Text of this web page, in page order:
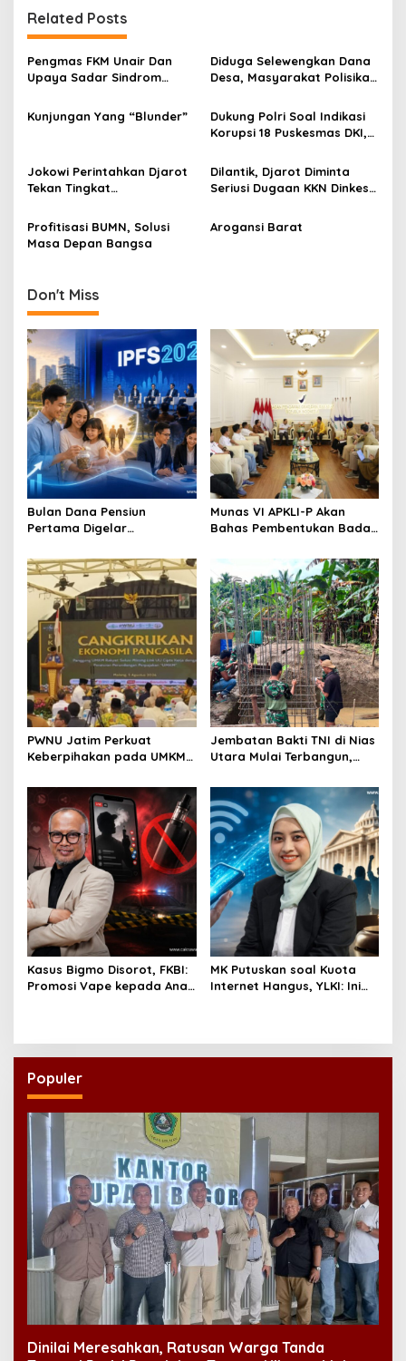
n
a
v
g
t
i
o
n
Related Posts
Pengmas FKM Unair Dan
Upaya Sadar Sindrom
Diduga Selewengkan Dana
Desa, Masyarakat Polisikan
Kunjungan Yang “Blunder”
Dukung Polri Soal Indikasi
Korupsi 18 Puskesmas DKI,
Serahkan Tambahan Bukti
Jokowi Perintahkan Djarot
Tekan Tingkat
Dilantik, Djarot Diminta
Seriusi Dugaan KKN Dinkes
Profitisasi BUMN, Solusi
Masa Depan Bangsa
Arogansi Barat
Don't Miss
Bulan Dana Pensiun
Pertama Digelar
Perkuat Ekosistem Pensiun
Berkelanjutan
Munas VI APKLI-P Akan
Bahas Pembentukan Badan
Dinilai Penting Hadapi
Bonus Demografi
PWNU Jatim Perkuat
Keberpihakan pada UMKM
Jembatan Bakti TNI di Nias
Utara Mulai Terbangun,
Pulih
Kasus Bigmo Disorot, FKBI:
Promosi Vape kepada Anak
MK Putuskan soal Kuota
Internet Hangus, YLKI: Ini
Populer
Dinilai Meresahkan, Ratusan Warga Tanda